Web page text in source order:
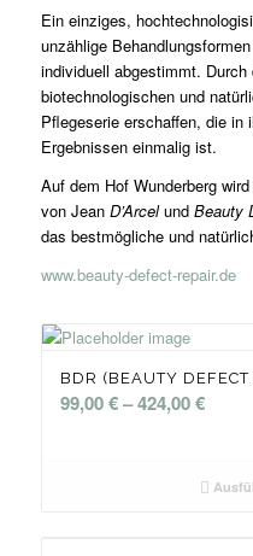
Ein einziges,
unzählige
individuell abgestimmt.
biotechnologischen und
Pflegeserie erschaffen, die in
Ergebnissen einmalig ist.
Auf dem Hof Wunderberg
von Jean D’Arcelund Beauty
das bestmögliche und
www.beauty-defect-repair.de
BDR (BEAUTY DEFECT
99,00€–424,00€